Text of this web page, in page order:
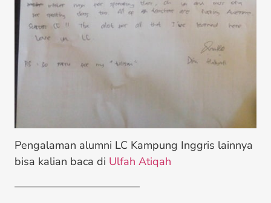
Pengalaman alumni LC Kampung Inggris lainnya
bisa kalian baca di Ulfah Atiqah
———————————–